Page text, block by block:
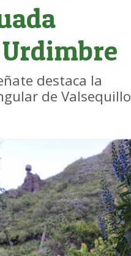
destaca la
de Valsequillo